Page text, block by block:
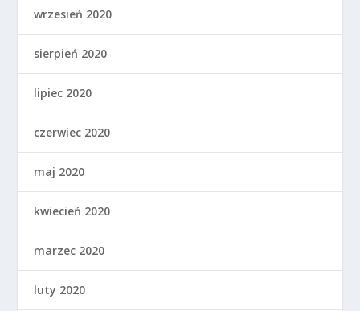
wrzesień 2020
sierpień 2020
lipiec 2020
czerwiec 2020
maj 2020
kwiecień 2020
marzec 2020
luty 2020